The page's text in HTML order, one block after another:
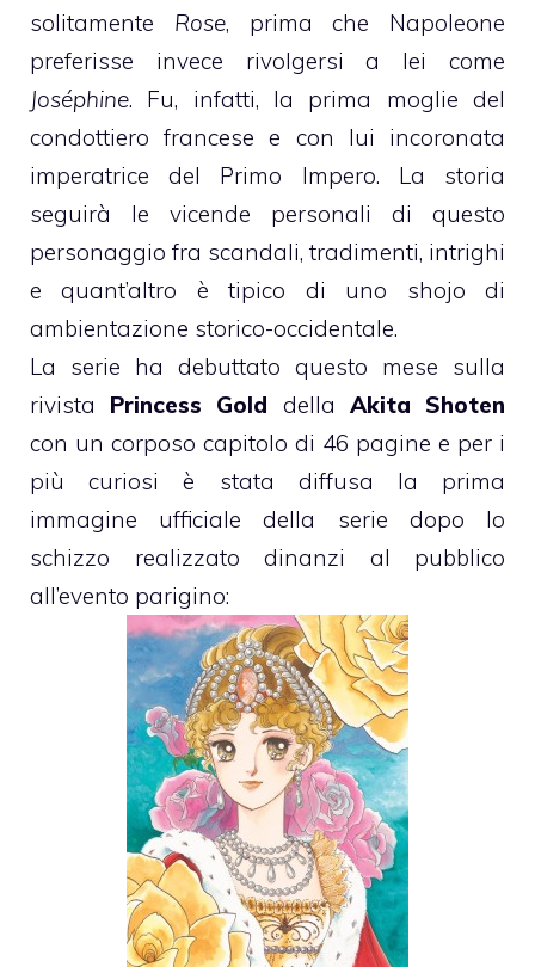
solitamente Rose, prima che Napoleone
preferisse invece rivolgersi a lei come
Joséphine. Fu, infatti, la prima moglie del
condottiero francese e con lui incoronata
imperatrice del Primo Impero. La storia
seguirà le vicende personali di questo
personaggio fra scandali, tradimenti, intrighi
e quant’altro è tipico di uno shojo di
ambientazione storico-occidentale.
La serie ha debuttato questo mese sulla
rivista Princess Gold della Akita Shoten
con un corposo capitolo di 46 pagine e per i
più curiosi è stata diffusa la prima
immagine ufficiale della serie dopo lo
schizzo realizzato dinanzi al pubblico
all’evento parigino: